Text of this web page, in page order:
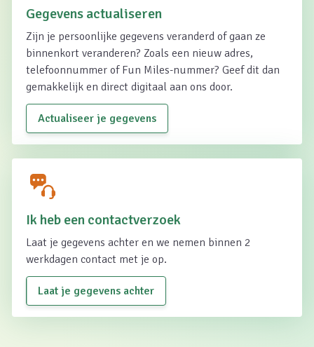
Gegevens actualiseren
Zijn je persoonlijke gegevens veranderd of gaan ze
binnenkort veranderen? Zoals een nieuw adres,
telefoonnummer of Fun Miles-nummer? Geef dit dan
gemakkelijk en direct digitaal aan ons door.
Actualiseer je gegevens
Ik heb een contactverzoek
Laat je gegevens achter en we nemen binnen 2
werkdagen contact met je op.
Laat je gegevens achter